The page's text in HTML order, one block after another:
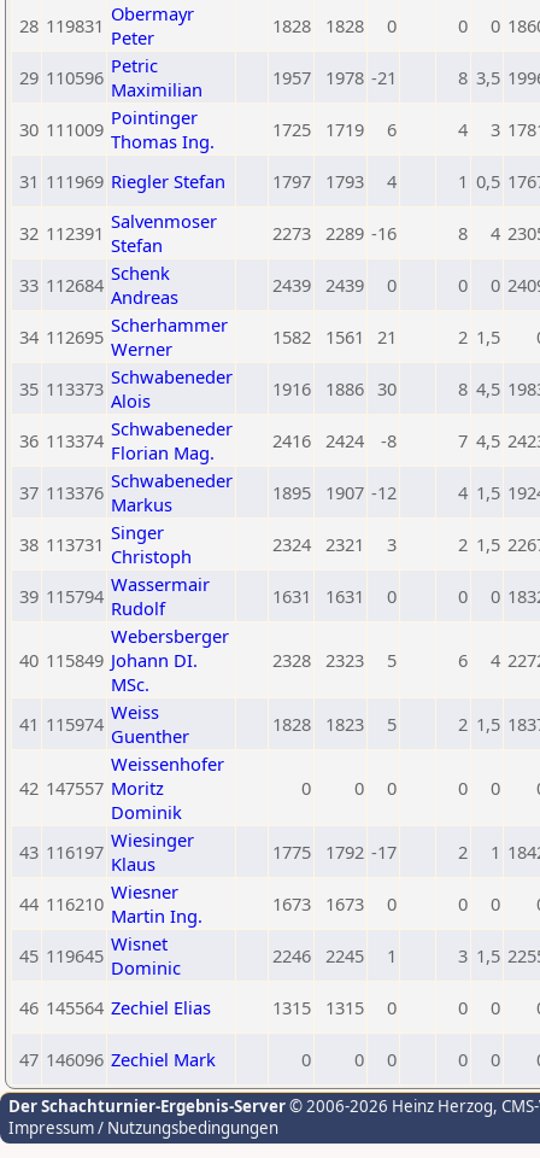
28 119831 Obermayr
Peter
1828 1828 0 0 0
29 110596 Petric
Maximilian
1957 1978 -21 8 3,5
30 111009 Pointinger
Thomas Ing.
1725 1719 6 4 3
31 111969 Riegler Stefan 1797 1793 4 1 0,5
32 112391 Salvenmoser
Stefan
2273 2289 -16 8 4
33 112684 Schenk
Andreas
2439 2439 0 0 0
34 112695 Scherhammer
Werner
1582 1561 21 2 1,5
35 113373 Schwabeneder
Alois
1916 1886 30 8 4,5
36 113374 Schwabeneder
Florian Mag.
2416 2424 -8 7 4,5
37 113376 Schwabeneder
Markus
1895 1907 -12 4 1,5
38 113731 Singer
Christoph
2324 2321 3 2 1,5
39 115794 Wassermair
Rudolf
1631 1631 0 0 0
40 115849
Webersberger
Johann DI.
MSc.
2328 2323 5 6 4
41 115974 Weiss
Guenther
1828 1823 5 2 1,5
42 147557
Weissenhofer
Moritz
Dominik
0 0 0 0 0
43 116197 Wiesinger
Klaus
1775 1792 -17 2 1
44 116210 Wiesner
Martin Ing.
1673 1673 0 0 0
45 119645 Wisnet
Dominic
2246 2245 1 3 1,5
46 145564 Zechiel Elias 1315 1315 0 0 0
47 146096 Zechiel Mark 0 0 0 0 0
Der Schachturnier-Ergebnis-Server© 2006-2026 Heinz Herzog,
Impressum / Nutzungsbedingungen